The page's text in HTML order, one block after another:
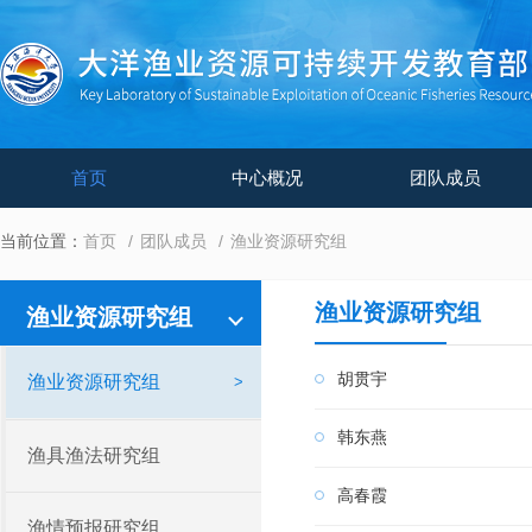
首页 中心概况 团队成员
当前位置： 首页 团队成员 渔业资源研究组
渔业资源研究组
渔业资源研究组
渔具渔法研究组
渔情预报研究组
渔业资源研究组
胡贯宇
韩东燕
高春霞